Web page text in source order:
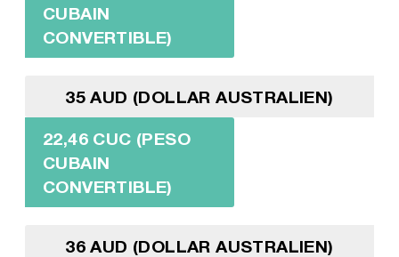
CUBAIN
CONVERTIBLE)
35 AUD (DOLLAR AUSTRALIEN)
22,46 CUC (PESO
CUBAIN
CONVERTIBLE)
36 AUD (DOLLAR AUSTRALIEN)